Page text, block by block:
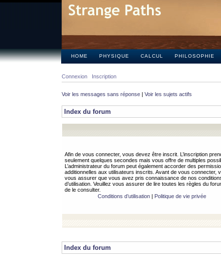
HOME PHYSIQUE CALCUL PHILOSOPHIE
Connexion Inscription
Voir les messages sans réponse | Voir les sujets actifs
Index du forum
Afin de vous connecter, vous devez être inscrit. L’inscription
seulement quelques secondes mais vous offre de multiples
L’administrateur du forum peut également accorder des
additionnelles aux utilisateurs inscrits. Avant de vous connecter,
vous assurer que vous avez pris connaissance de nos
d’utilisation. Veuillez vous assurer de lire toutes les règles du
de le consulter.
Conditions d’utilisation| Politique de vie privée
Index du forum